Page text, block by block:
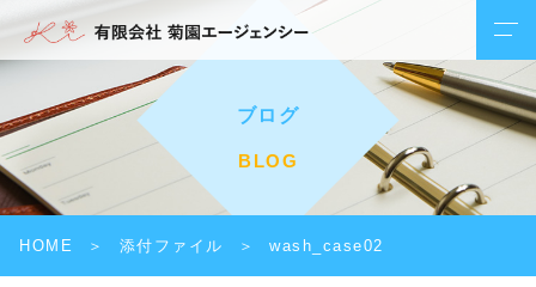
ブログ
BLOG
HOME 添付ファイル wash_case02